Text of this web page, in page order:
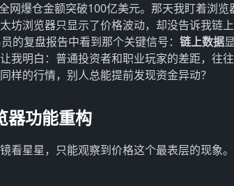
网爆仓金额突破100亿美元。那天我盯着浏
浏览器只显示了价格波动，却没告诉我链
的复盘报告中看到那个关键信号： 链上数据
我明白：普通投资者和职业玩家的差距，往
样的行情，别人总能提前发现资金异动？
器功能重构
看星星，只能观察到价格这个最表层的现象